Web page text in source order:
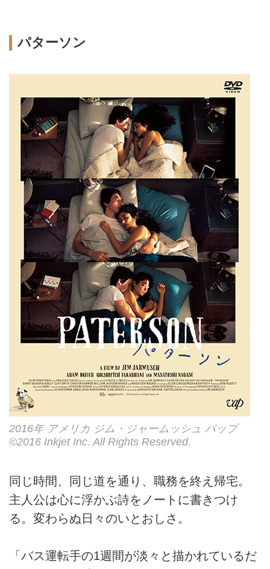
パターソン
2016年 アメリカ ジム・ジャームッシュ バップ
©2016 Inkjet Inc. All Rights Reserved.
同じ時間、同じ道を通り、職務を終え帰宅。
主人公は心に浮かぶ詩をノートに書きつけ
る。変わらぬ日々のいとおしさ。
「バス運転手の1週間が淡々と描かれているだ